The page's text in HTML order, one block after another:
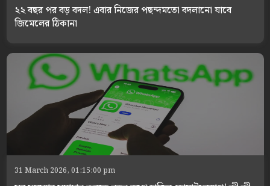
২২ বছর পর বড় বদল! এবার নিজের পছন্দমতো বদলানো যাবে
জিমেলের ঠিকানা
31 March 2026, 01:15:00 pm